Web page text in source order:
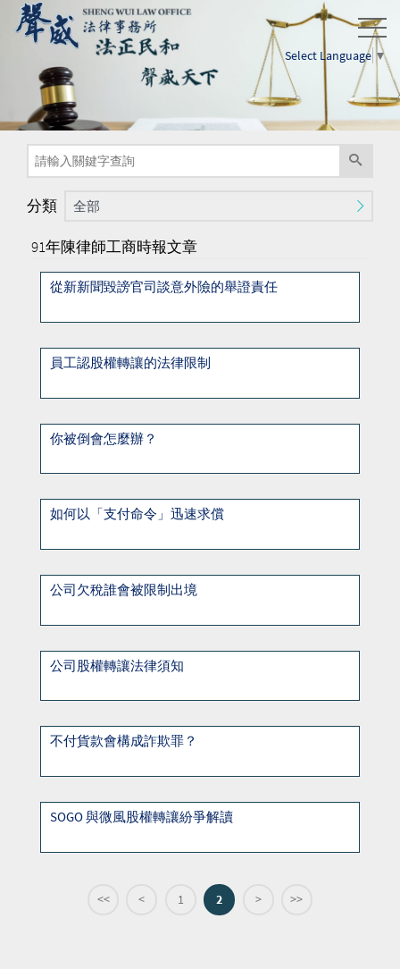
Select Language ▼
分類 全部
91年陳律師工商時報文章
從新新聞毀謗官司談意外險的舉證責任
員工認股權轉讓的法律限制
你被倒會怎麼辦？
如何以「支付命令」迅速求償
公司欠稅誰會被限制出境
公司股權轉讓法律須知
不付貨款會構成詐欺罪？
SOGO 與微風股權轉讓紛爭解讀
<< < 1 2 > >>